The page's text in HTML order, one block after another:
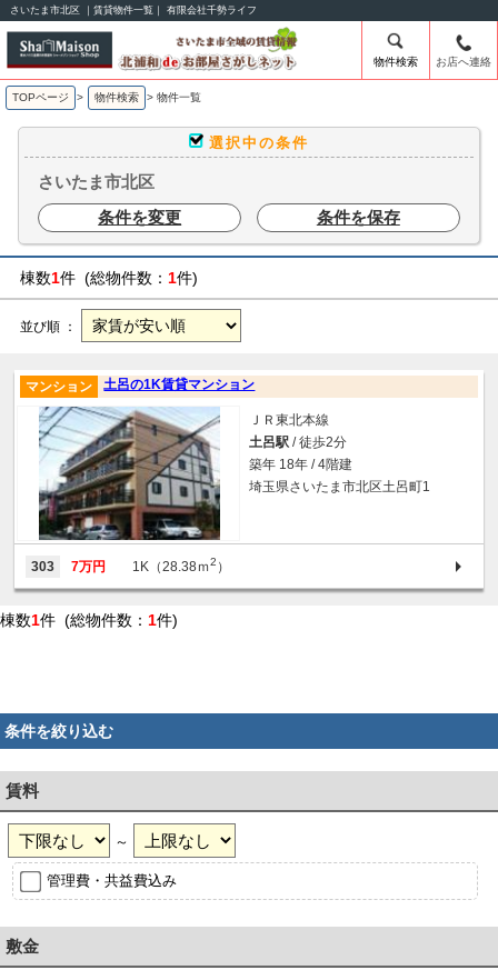
さいたま市北区 ｜賃貸物件一覧｜ 有限会社千勢ライフ
物件検索 お店へ連絡
TOPページ > 物件検索 > 物件一覧
選択中の条件
さいたま市北区
条件を変更
条件を保存
棟数1件 (総物件数： 1件)
並び順 ：
土呂の1K賃貸マンション
マンション
ＪＲ東北本線
土呂駅 / 徒歩2分
築年 18年 / 4階建
埼玉県さいたま市北区土呂町1
303 7万円 1K（28.38ｍ2 ）
棟数1件 (総物件数： 1件)
条件を絞り込む
賃料
～
管理費・共益費込み
敷金